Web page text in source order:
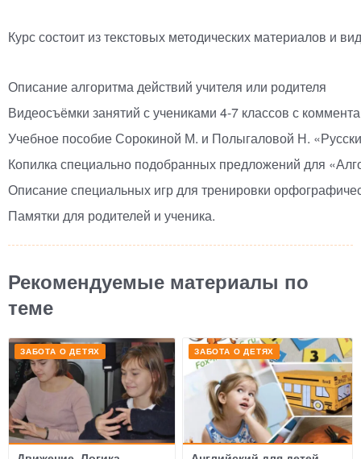
Курс состоит из текстовых методических материалов и
Описание алгоритма действий учителя или родителя
Видеосъёмки занятий с учениками 4-7 классов с
Учебное пособие Сорокиной М. и Полыгаловой Н. «
Копилка специально подобранных предложений для «
Описание специальных игр для тренировки
Памятки для родителей и ученика.
Рекомендуемые материалы по
теме
ЗАБОТА О ДЕТЯХ ЗАБОТА О ДЕТЯХ